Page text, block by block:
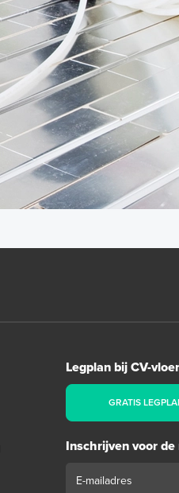
Legplan bij CV-
GRATIS
Inschrijven voor